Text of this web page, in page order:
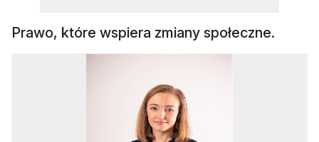
Prawo, które wspiera zmiany społeczne.